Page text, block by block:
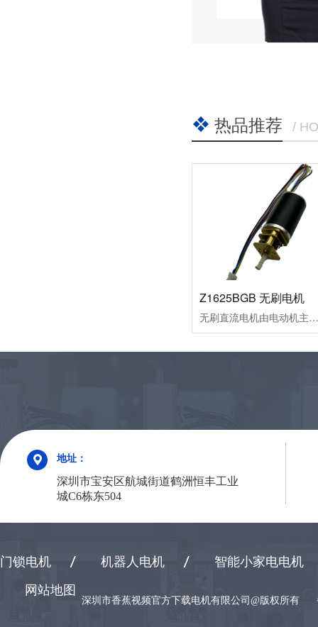
热品推荐 /
Z1625BGB 无刷电机
无刷直流电机由电动机主体和驱动器组成，是一种典型的机电一体化产品。由于无刷直流电动机是以自控式运行的，所以不会像变频调速下重载启动的同步电机那样在转子上另加启动绕组，也不会在负载突变时产生振荡和失步。无刷直流电动机是采用半导体开关器件来实现电子换向的，即用电子开关器件代替传统的接触式换向器和电刷。它具有可靠性高、无换向火花、机械噪声低等优点，广泛应用于高档录音座、录像机、电子仪器及自动化办公设备中。
地址：
深圳市宝安区航城街道鹤洲恒丰工业
城C6栋东504
门锁电机 机器人电机
智能小家电电机
网站地图
深圳市香蕉视频官方下载电机有限公司@版权所有